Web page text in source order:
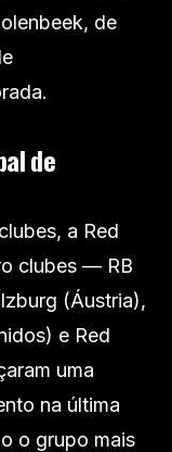
de
de
a Red
clubes — RB
(Áustria),
e Red
uma
na última
o grupo mais